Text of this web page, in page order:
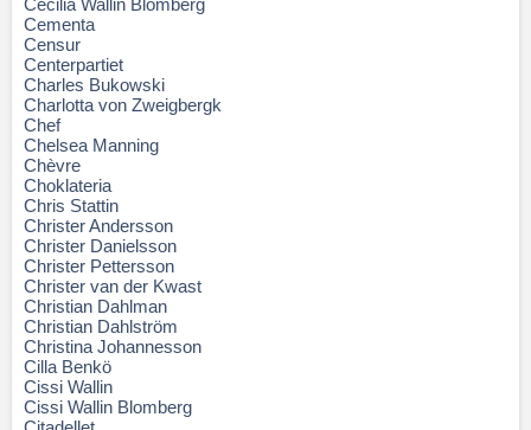
Cecilia Wallin Blomberg
Cementa
Censur
Centerpartiet
Charles Bukowski
Charlotta von Zweigbergk
Chef
Chelsea Manning
Chèvre
Choklateria
Chris Stattin
Christer Andersson
Christer Danielsson
Christer Pettersson
Christer van der Kwast
Christian Dahlman
Christian Dahlström
Christina Johannesson
Cilla Benkö
Cissi Wallin
Cissi Wallin Blomberg